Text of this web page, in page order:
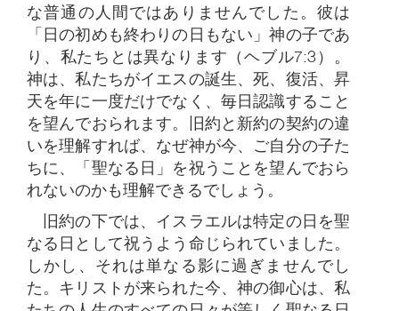
な普通の人間ではありませんでした。彼は
「日の初めも終わりの日もない」神の子であ
り、私たちとは異なります（ヘブル7:3）。
神は、私たちがイエスの誕生、死、復活、昇
天を年に一度だけでなく、毎日認識すること
を望んでおられます。旧約と新約の契約の違
いを理解すれば、なぜ神が今、ご自分の子た
ちに、「聖なる日」を祝うことを望んでおら
れないのかも理解できるでしょう。
旧約の下では、イスラエルは特定の日を聖
なる日として祝うよう命じられていました。
しかし、それは単なる影に過ぎませんでし
た。キリストが来られた今、神の御心は、私